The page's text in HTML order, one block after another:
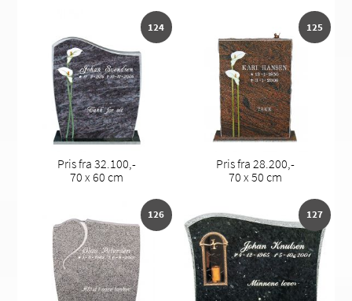
124
Pris fra 32.100,-
70 x 60 cm
125
Pris fra 28.200,-
70 x 50 cm
126 127